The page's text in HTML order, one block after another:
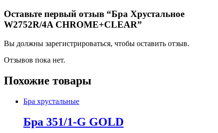
Оставьте первый отзыв “Бра Хрустальное
W2752R/4A CHROME+CLEAR”
Вы должны зарегистрироваться, чтобы оставить отзыв.
Отзывов пока нет.
Похожие товары
Бра хрустальные
Бра 351/1-G GOLD